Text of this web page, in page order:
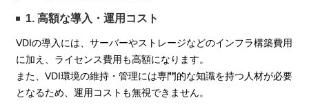
1. 高額な導入・運用コスト
VDIの導入には、サーバーやストレージなどのインフラ構築費用
に加え、ライセンス費用も高額になります。
また、VDI環境の維持・管理には専門的な知識を持つ人材が必要
となるため、運用コストも無視できません。